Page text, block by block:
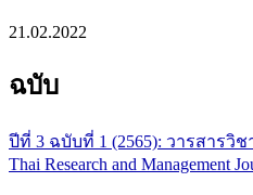
21.02.2022
ฉบับ
ปีที่ 3 ฉบับที่ 1 (2565): วารสารวิ
Thai Research and Management